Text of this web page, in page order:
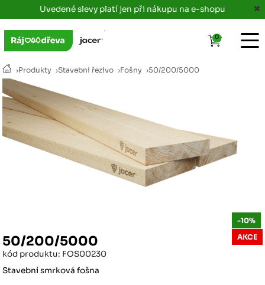
Uvedené slevy platí jen při nákupu na e-shopu
›Produkty ›Stavební řezivo ›Fošny ›50/200/5000
50/200/5000
kód produktu: FOS00230
Stavební smrková fošna
-10%
AKCE
0